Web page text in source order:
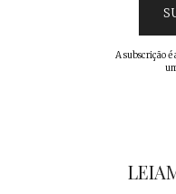
A subscrição